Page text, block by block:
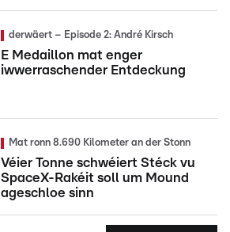
derwäert – Episode 2: André Kirsch
E Medaillon mat enger
iwwerraschender Entdeckung
Mat ronn 8.690 Kilometer an der Stonn
Véier Tonne schwéiert Stéck vu
SpaceX-Rakéit soll um Mound
ageschloe sinn